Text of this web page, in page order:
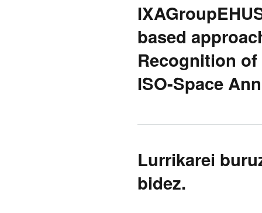
based
Recognition
ISO-Space
Lurrikarei
bidez.